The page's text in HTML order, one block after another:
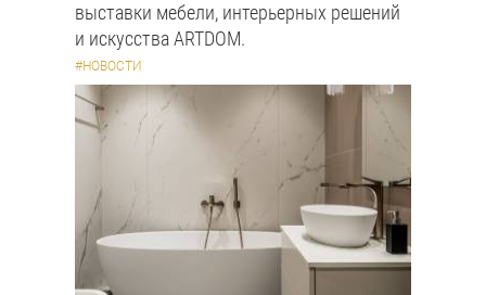
выставки мебели, интерьерных решений
и искусства ARTDOM.
#НОВОСТИ